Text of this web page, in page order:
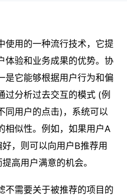
使用的一种流行技术，它提
体验和业务成果的优势。协
是它能够根据用户行为和偏
过分析过去交互的模式 (例
同用户的点击)，系统可以
相似性。例如，如果用户A
，则可以向用户B推荐用
高用户满意的机会。
不需要关于被推荐的项目的